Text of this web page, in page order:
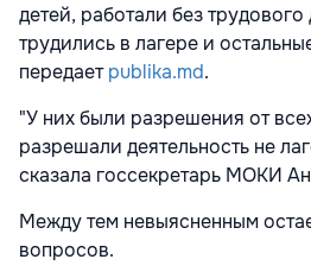
детей, работали без
трудились в лагере и
передаетpublika.md.
"У них были разрешения от
разрешали деятельность не
сказала госсекретарь МОКИ
Между тем невыясненным
вопросов.